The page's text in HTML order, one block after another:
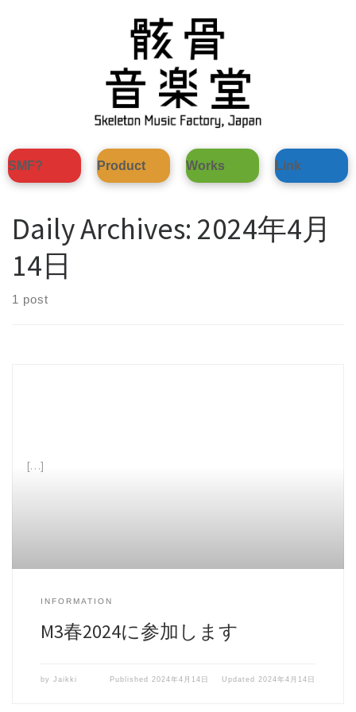
SMF? Product Works Link
Daily Archives: 2024年4月
14日
1 post
[…]
INFORMATION
M3春2024に参加します
by Jaikki Published2024年4月14日 Updated2024年4月14日